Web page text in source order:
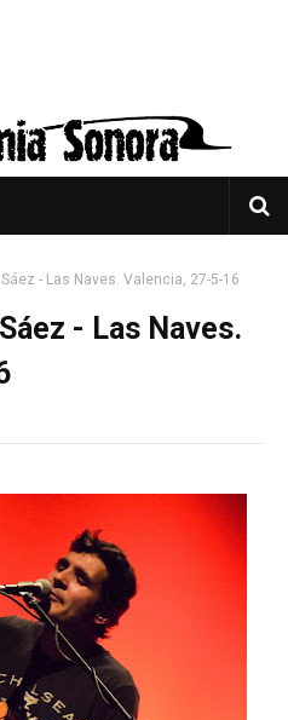
- Las Naves. Valencia, 27-5-16
- Las Naves.